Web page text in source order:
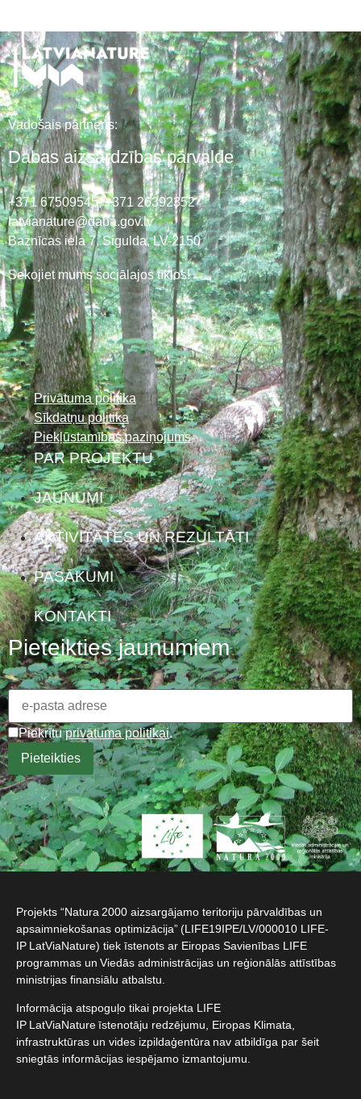
Vadošais partneris:
Dabas aizsardzības pārvalde
+371 67509545,+371 26392352
latvianature@daba.gov.lv
Baznīcas iela 7, Sigulda, LV-2150
Sekojiet mums sociālajos tīklos!
Privātuma politika
Sīkdatņu politika
Piekļūstamības paziņojums
PAR PROJEKTU
JAUNUMI
AKTIVITĀTES UN REZULTĀTI
PASĀKUMI
KONTAKTI
Pieteikties jaunumiem
Piekrītuprivātuma politikai.
Projekts “Natura 2000 aizsargājamo teritoriju pārvaldības un
apsaimniekošanas optimizācija” (LIFE19IPE/LV/000010 LIFE-
IP LatViaNature) tiek īstenots ar Eiropas Savienības LIFE
programmas un Viedās administrācijas un reģionālās attīstības
ministrijas finansiālu atbalstu.​
Informācija atspoguļo tikai projekta LIFE
IP LatViaNature īstenotāju redzējumu, Eiropas Klimata,
infrastruktūras un vides izpildaģentūra nav atbildīga par šeit
sniegtās informācijas iespējamo izmantojumu.​